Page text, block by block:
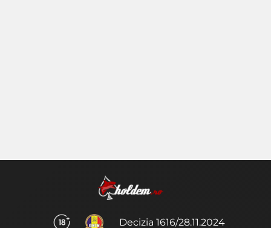
Decizia 1616/28.11.2024